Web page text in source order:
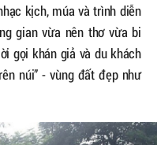
kịch, múa và trình diễn
gian vừa nên thơ vừa bi
gọi khán giả và du khách
núi” - vùng đất đẹp như